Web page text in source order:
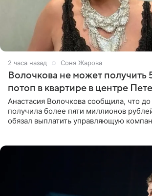
2 часа назад Соня Жарова
Волочкова не может получить
потоп в квартире в центре
Анастасия Волочкова сообщила, что
получила более пяти миллионов
обязал выплатить управляющую